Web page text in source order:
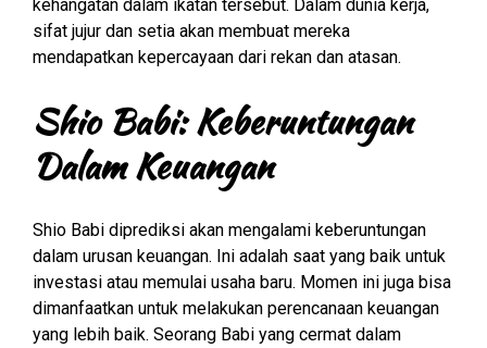
kehangatan dalam ikatan tersebut. Dalam dunia kerja,
sifat jujur dan setia akan membuat mereka
mendapatkan kepercayaan dari rekan dan atasan.
Shio Babi: Keberuntungan
Dalam Keuangan
Shio Babi diprediksi akan mengalami keberuntungan
dalam urusan keuangan. Ini adalah saat yang baik untuk
investasi atau memulai usaha baru. Momen ini juga bisa
dimanfaatkan untuk melakukan perencanaan keuangan
yang lebih baik. Seorang Babi yang cermat dalam